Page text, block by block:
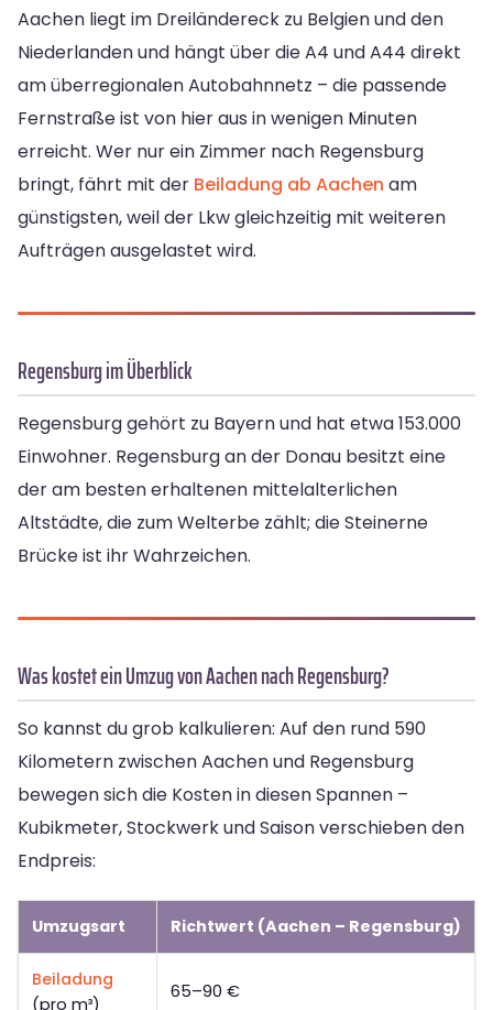
Aachen liegt im Dreiländereck zu Belgien und den
Niederlanden und hängt über die A4 und A44 direkt
am überregionalen Autobahnnetz – die passende
Fernstraße ist von hier aus in wenigen Minuten
erreicht. Wer nur ein Zimmer nach Regensburg
bringt, fährt mit der Beiladung ab Aachen am
günstigsten, weil der Lkw gleichzeitig mit weiteren
Aufträgen ausgelastet wird.
Regensburg im Überblick
Regensburg gehört zu Bayern und hat etwa 153.000
Einwohner. Regensburg an der Donau besitzt eine
der am besten erhaltenen mittelalterlichen
Altstädte, die zum Welterbe zählt; die Steinerne
Brücke ist ihr Wahrzeichen.
Was kostet ein Umzug von Aachen nach Regensburg?
So kannst du grob kalkulieren: Auf den rund 590
Kilometern zwischen Aachen und Regensburg
bewegen sich die Kosten in diesen Spannen –
Kubikmeter, Stockwerk und Saison verschieben den
Endpreis:
Umzugsart Richtwert (Aachen – Regensburg)
Beiladung
(pro m³)
65–90 €